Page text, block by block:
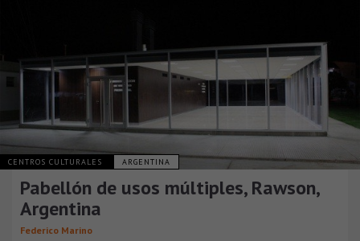
CENTROS CULTURALES ARGENTINA
Pabellón de usos múltiples, Rawson,
Argentina
Federico Marino